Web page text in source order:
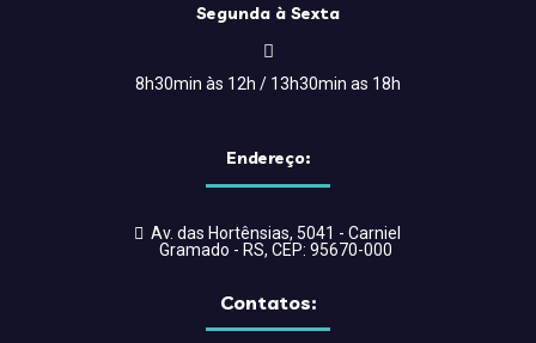
Segunda à Sexta
8h30min às 12h / 13h30min as 18h
Endereço:
Av. das Hortênsias, 5041 - Carniel
Gramado - RS, CEP: 95670-000
Contatos: